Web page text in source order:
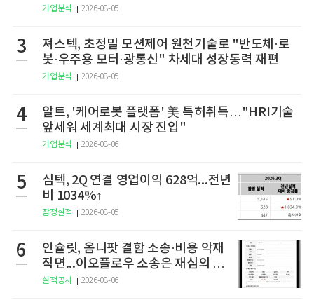
기업분석 2026-08-05
3
져스텍, 초정밀 모션제어 원천기술로 "반도체·로
봇·우주용 모터·광통신" 차세대 성장동력 재편
기업분석 2026-08-05
4
알트, '케어로봇 플랫폼' 美 특허취득…"HRI기술
앞세워 세계최대 시장 진입"
기업분석 2026-08-06
5
심텍, 2Q 연결 영업이익 628억...전년
비 1034%↑
잠정실적 2026-08-05
6
인슐릿, 옴니팟 결함 소송·비용 악재
직면...이오플로우 소송은 재심의 청
구
실적공시 2026-08-06